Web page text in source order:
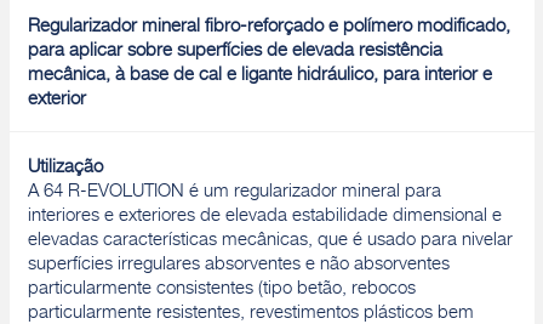
Regularizador mineral fibro-reforçado e polímero modificado,
para aplicar sobre superfícies de elevada resistência
mecânica, à base de cal e ligante hidráulico, para interior e
exterior
Utilização
A 64 R-EVOLUTION é um regularizador mineral para
interiores e exteriores de elevada estabilidade dimensional e
elevadas características mecânicas, que é usado para nivelar
superfícies irregulares absorventes e não absorventes
particularmente consistentes (tipo betão, rebocos
particularmente resistentes, revestimentos plásticos bem